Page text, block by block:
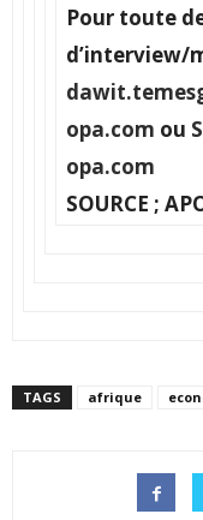
Pour toute
d’interview/
opa.com ou
opa.com
SOURCE ;
TAGS afrique